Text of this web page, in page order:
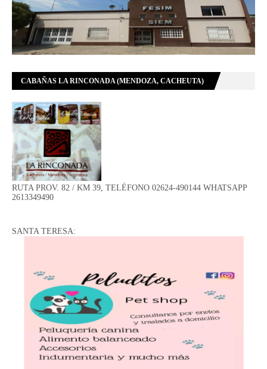
CABAÑAS LA RINCONADA (MENDOZA, CACHEUTA)
RUTA PROV. 82 / KM 39, TELÉFONO 02624-490144 WHATSAPP
2613349490
SANTA TERESA: